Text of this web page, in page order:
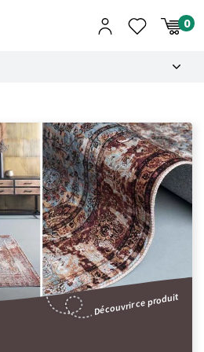
Découvrir ce produit